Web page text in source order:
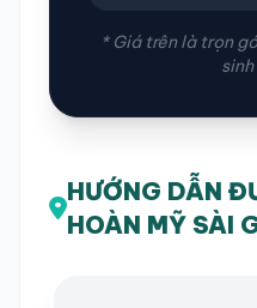
* Giá trên là trọn
HƯỚNG DẪN
HOÀN MỸ SÀI